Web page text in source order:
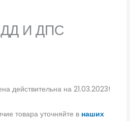
И ДПС
действительна на 21.03.2023!
товара уточняйте в наших